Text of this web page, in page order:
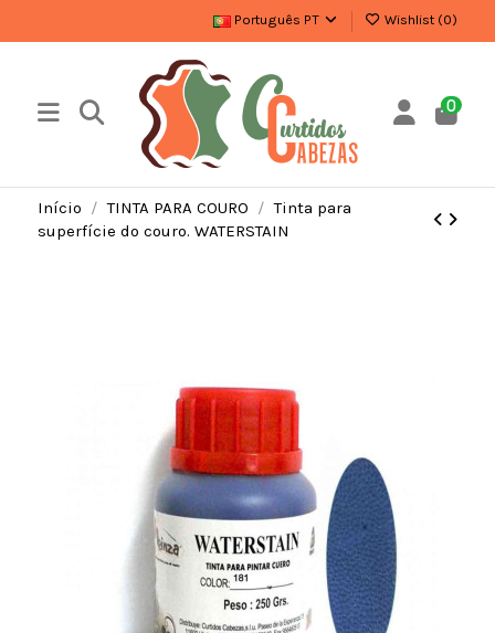
Português PT Wishlist (0)
0
Início TINTA PARA COURO
Tinta para
superfície do couro. WATERSTAIN